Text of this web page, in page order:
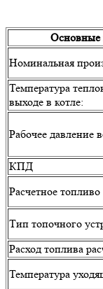
Основные
Номинальная
Температура
выходе в котле:
Рабочее давление
КПД
Расчетное
Тип топочного
Расход топлива
Температура